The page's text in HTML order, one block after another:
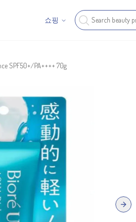
쇼핑
SPF50+/PA++++ 70g
Next